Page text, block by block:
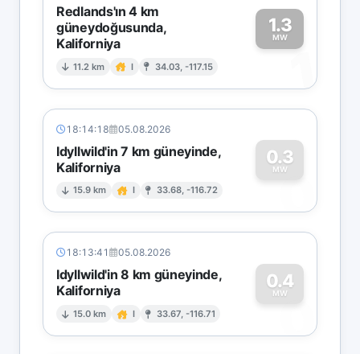
Redlands'ın 4 km
güneydoğusunda,
Kaliforniya
11.2 km I 34.03, -117.15
1.3
MW
1
18:14:18 05.08.2026
Idyllwild'in 7 km güneyinde,
Kaliforniya
15.9 km I 33.68, -116.72
0.3
MW
0
18:13:41 05.08.2026
Idyllwild'in 8 km güneyinde,
Kaliforniya
15.0 km I 33.67, -116.71
0.4
MW
0